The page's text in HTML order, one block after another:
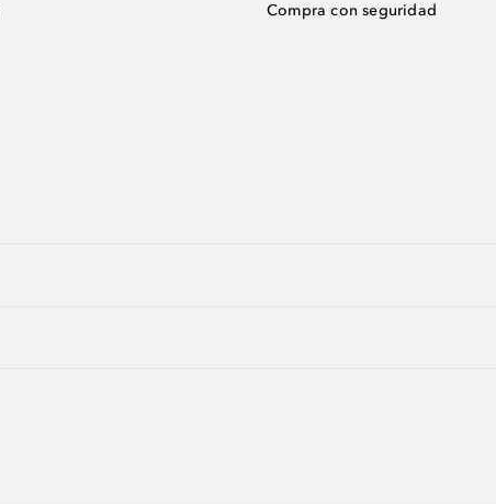
Compra con seguridad